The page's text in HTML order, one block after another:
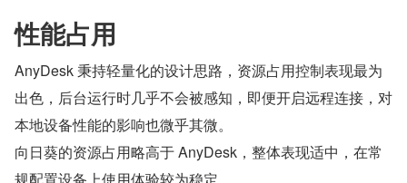
性能占用
AnyDesk 秉持轻量化的设计思路，资源占用控制表现最为
出色，后台运行时几乎不会被感知，即便开启远程连接，对
本地设备性能的影响也微乎其微。
向日葵的资源占用略高于 AnyDesk，整体表现适中，在常